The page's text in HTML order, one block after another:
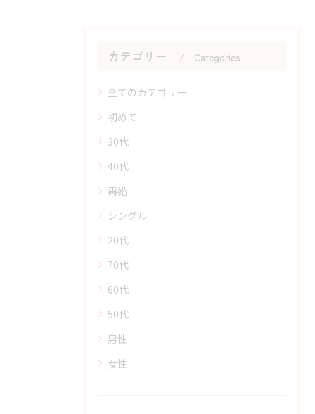
カテゴリー Categories
全てのカテゴリー
初めて
30代
40代
再婚
シングル
20代
70代
60代
50代
男性
女性